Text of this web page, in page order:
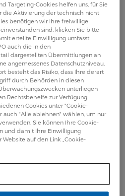
Das Video erklärt Übungen
Beckenregion anschaulich
die wichtigsten
Beispiele und
für die Anwendung zu
Targeting-Cookies helfen uns, für Sie
die Aktivierung der technisch nicht
benötigen wir Ihre freiwillige
sind, klicken Sie bitte
erteilte Einwilligung umfasst
auch die in den
dargestellten Übermittlungen an
angemessenes Datenschutzniveau,
besteht das Risiko, dass Ihre derart
durch Behörden in diesen
unterliegen
Rechtsbehelfe zur Verfügung
Cookies unter "Cookie-
auch "Alle ablehnen" wählen, um nur
Sie können Ihre Cookie-
und damit Ihre Einwilligung
auf den Link „Cookie-